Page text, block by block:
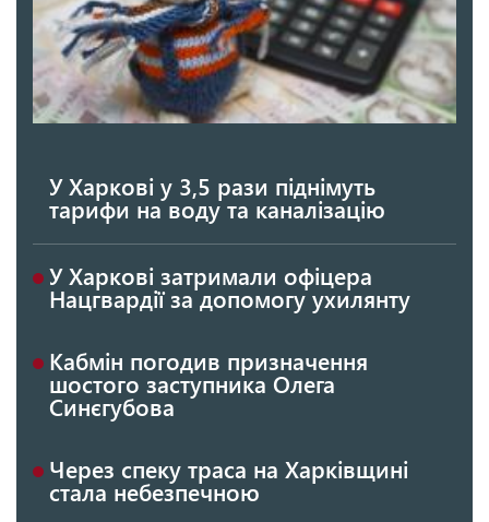
У Харкові у 3,5 рази піднімуть
тарифи на воду та каналізацію
У Харкові затримали офіцера
Нацгвардії за допомогу ухилянту
Кабмін погодив призначення
шостого заступника Олега
Синєгубова
Через спеку траса на Харківщині
стала небезпечною